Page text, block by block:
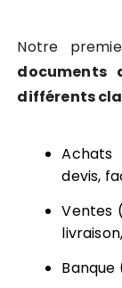
Notre
documents
différents
Achats
devis,
Ventes